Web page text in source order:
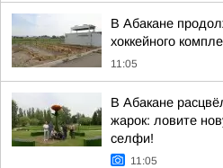
В Абакане
хоккейного
11:05
В Абакане
жарок: ловите
селфи!
11:05